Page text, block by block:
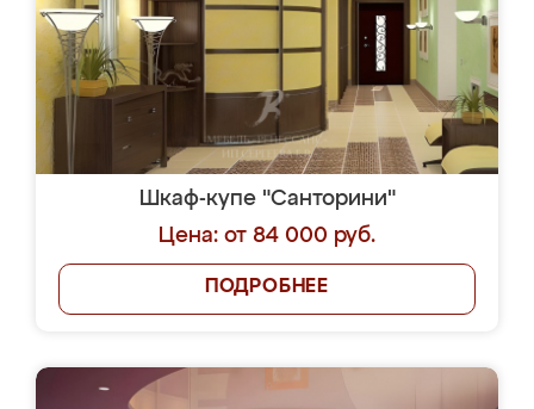
Шкаф-купе "Санторини"
Цена: от 84 000 руб.
ПОДРОБНЕЕ